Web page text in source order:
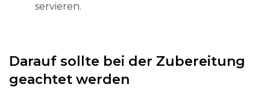
servieren.
Darauf sollte bei der Zubereitung
geachtet werden